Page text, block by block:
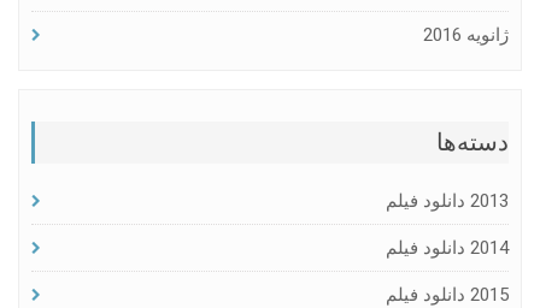
ژانویه 2016
دسته‌ها
2013 دانلود فیلم
2014 دانلود فیلم
2015 دانلود فیلم